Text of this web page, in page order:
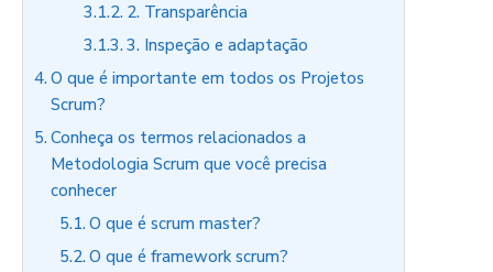
2. Transparência
3. Inspeção e adaptação
O que é importante em todos os Projetos
Scrum?
Conheça os termos relacionados a
Metodologia Scrum que você precisa
conhecer
O que é scrum master?
O que é framework scrum?